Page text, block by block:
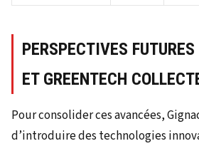
PERSPECTIVES
ET GREENTECH
Pour consolider ces avancées,
d’introduire des technologies